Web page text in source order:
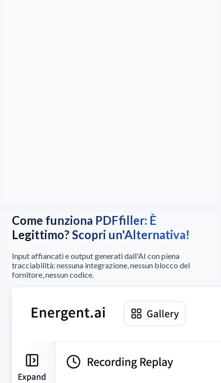
Come funziona PDFfiller: È
Legittimo? Scopri un'Alternativa!
Input affiancati e output generati dall'AI con piena
tracciabilità: nessuna integrazione, nessun blocco del
fornitore, nessun codice.